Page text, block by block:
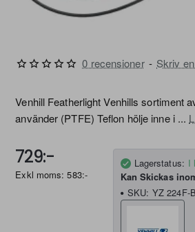
Venhill Featherlight Venhills sortiment
använder (PTFE) Teflon hölje inne i ...
0 recensioner - Skriv
729:-
Exkl moms: 583:-
Lagerstatus: I
Kan Skickas
SKU: YZ 224F-